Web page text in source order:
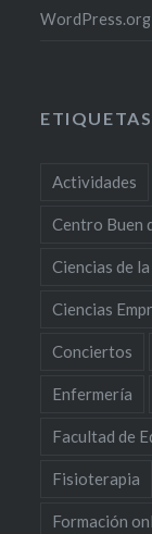
WordPress.org
ETIQUETAS
Actividades
Centro Buen
Ciencias de
Ciencias
Conciertos
Enfermería
Facultad de
Fisioterapia
Formación